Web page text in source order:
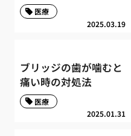
2025.03.19
医療
ブリッジの歯が噛むと
痛い時の対処法
2025.01.31
医療